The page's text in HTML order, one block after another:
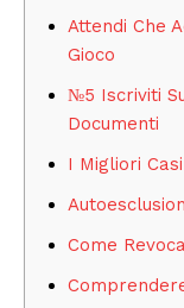
Attendi Che
Gioco
№5 Iscriviti
Documenti
I Migliori
Come